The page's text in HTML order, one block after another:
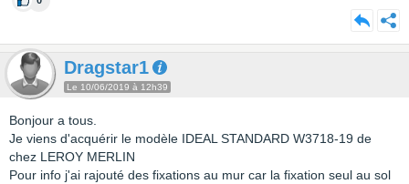
Dragstar1
Le 10/06/2019 à 12h39
Bonjour a tous.
Je viens d'acquérir le modèle IDEAL STANDARD W3718-19 de
chez LEROY MERLIN
Pour info j'ai rajouté des fixations au mur car la fixation seul au sol